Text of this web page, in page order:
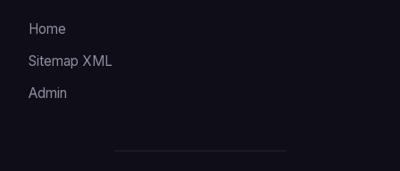
Home
Sitemap XML
Admin